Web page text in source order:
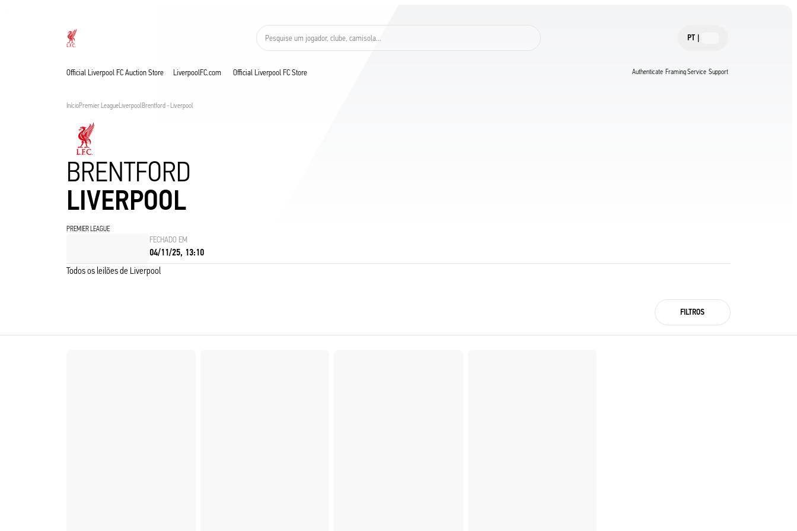
Pesquise um jogador, clube, camisola... PT |
Official Liverpool FC Auction Store LiverpoolFC.com Official Liverpool FC Store Authenticate Framing Service Support
InícioPremier LeagueLiverpoolBrentford - Liverpool
BRENTFORD
LIVERPOOL
PREMIER LEAGUE
FECHADO EM
04/11/25, 13:10
Todos os leilões de Liverpool
FILTROS